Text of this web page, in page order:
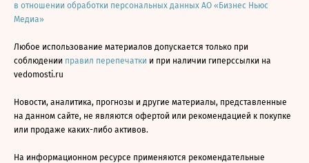
в отношении обработки персональных данных АО «Бизнес Ньюс
Медиа»
Любое использование материалов допускается только при
соблюдении правил перепечатки и при наличии гиперссылки на
vedomosti.ru
Новости, аналитика, прогнозы и другие материалы, представленные
на данном сайте, не являются офертой или рекомендацией к покупке
или продаже каких-либо активов.
На информационном ресурсе применяются рекомендательные